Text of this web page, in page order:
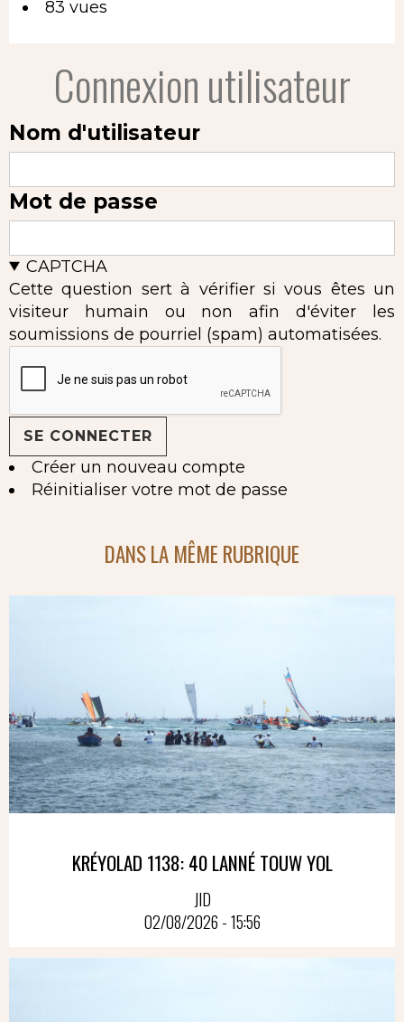
83 vues
Connexion utilisateur
Nom d'utilisateur
Mot de passe
CAPTCHA
Cette question sert à vérifier si vous êtes un
visiteur humain ou non afin d'éviter les
soumissions de pourriel (spam) automatisées.
Créer un nouveau compte
Réinitialiser votre mot de passe
DANS LA MÊME RUBRIQUE
KRÉYOLAD 1138: 40 LANNÉ TOUW YOL
JID
02/08/2026 - 15:56